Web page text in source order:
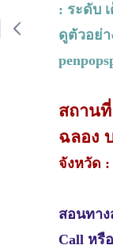
: ระดับ
ดูตัวอย่
สถาน
ฉลอง
จังหวัด :
สอนทาง
Call หรื